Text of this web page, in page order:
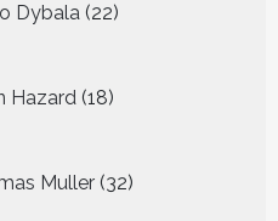
Dybala 22
producten
Hazard 18
producten
Muller 32
producten